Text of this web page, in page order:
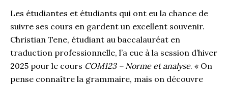
Les étudiantes et étudiants qui ont eu la chance de
suivre ses cours en gardent un excellent souvenir.
Christian Tene, étudiant au baccalauréat en
traduction professionnelle, l’a eue à la session d’hiver
2025 pour le cours COM123 – Norme et analyse. « On
pense connaître la grammaire, mais on découvre